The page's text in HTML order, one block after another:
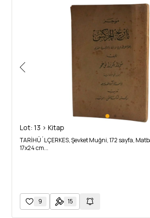
Lot: 13 > Kitap
TARİHÜ´L ÇERKES, Şevket Muğni, 172 sayfa,
17x24 cm...
9 15